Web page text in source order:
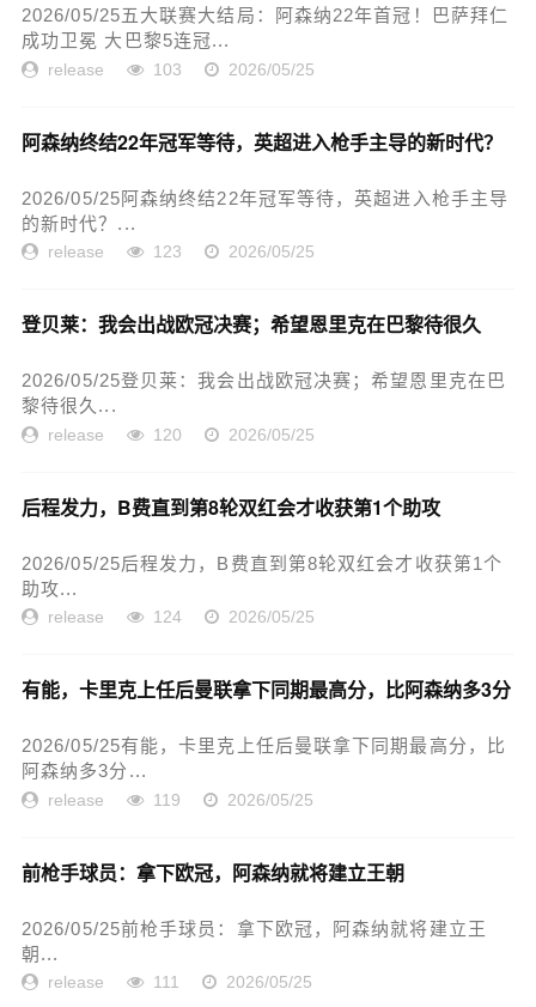
2026/05/25五大联赛大结局：阿森纳22年首冠！巴萨拜仁
成功卫冕 大巴黎5连冠...
release 103 2026/05/25
阿森纳终结22年冠军等待，英超进入枪手主导的新时代？
2026/05/25阿森纳终结22年冠军等待，英超进入枪手主导
的新时代？...
release 123 2026/05/25
登贝莱：我会出战欧冠决赛；希望恩里克在巴黎待很久
2026/05/25登贝莱：我会出战欧冠决赛；希望恩里克在巴
黎待很久...
release 120 2026/05/25
后程发力，B费直到第8轮双红会才收获第1个助攻
2026/05/25后程发力，B费直到第8轮双红会才收获第1个
助攻...
release 124 2026/05/25
有能，卡里克上任后曼联拿下同期最高分，比阿森纳多3分
2026/05/25有能，卡里克上任后曼联拿下同期最高分，比
阿森纳多3分...
release 119 2026/05/25
前枪手球员：拿下欧冠，阿森纳就将建立王朝
2026/05/25前枪手球员：拿下欧冠，阿森纳就将建立王
朝...
release 111 2026/05/25